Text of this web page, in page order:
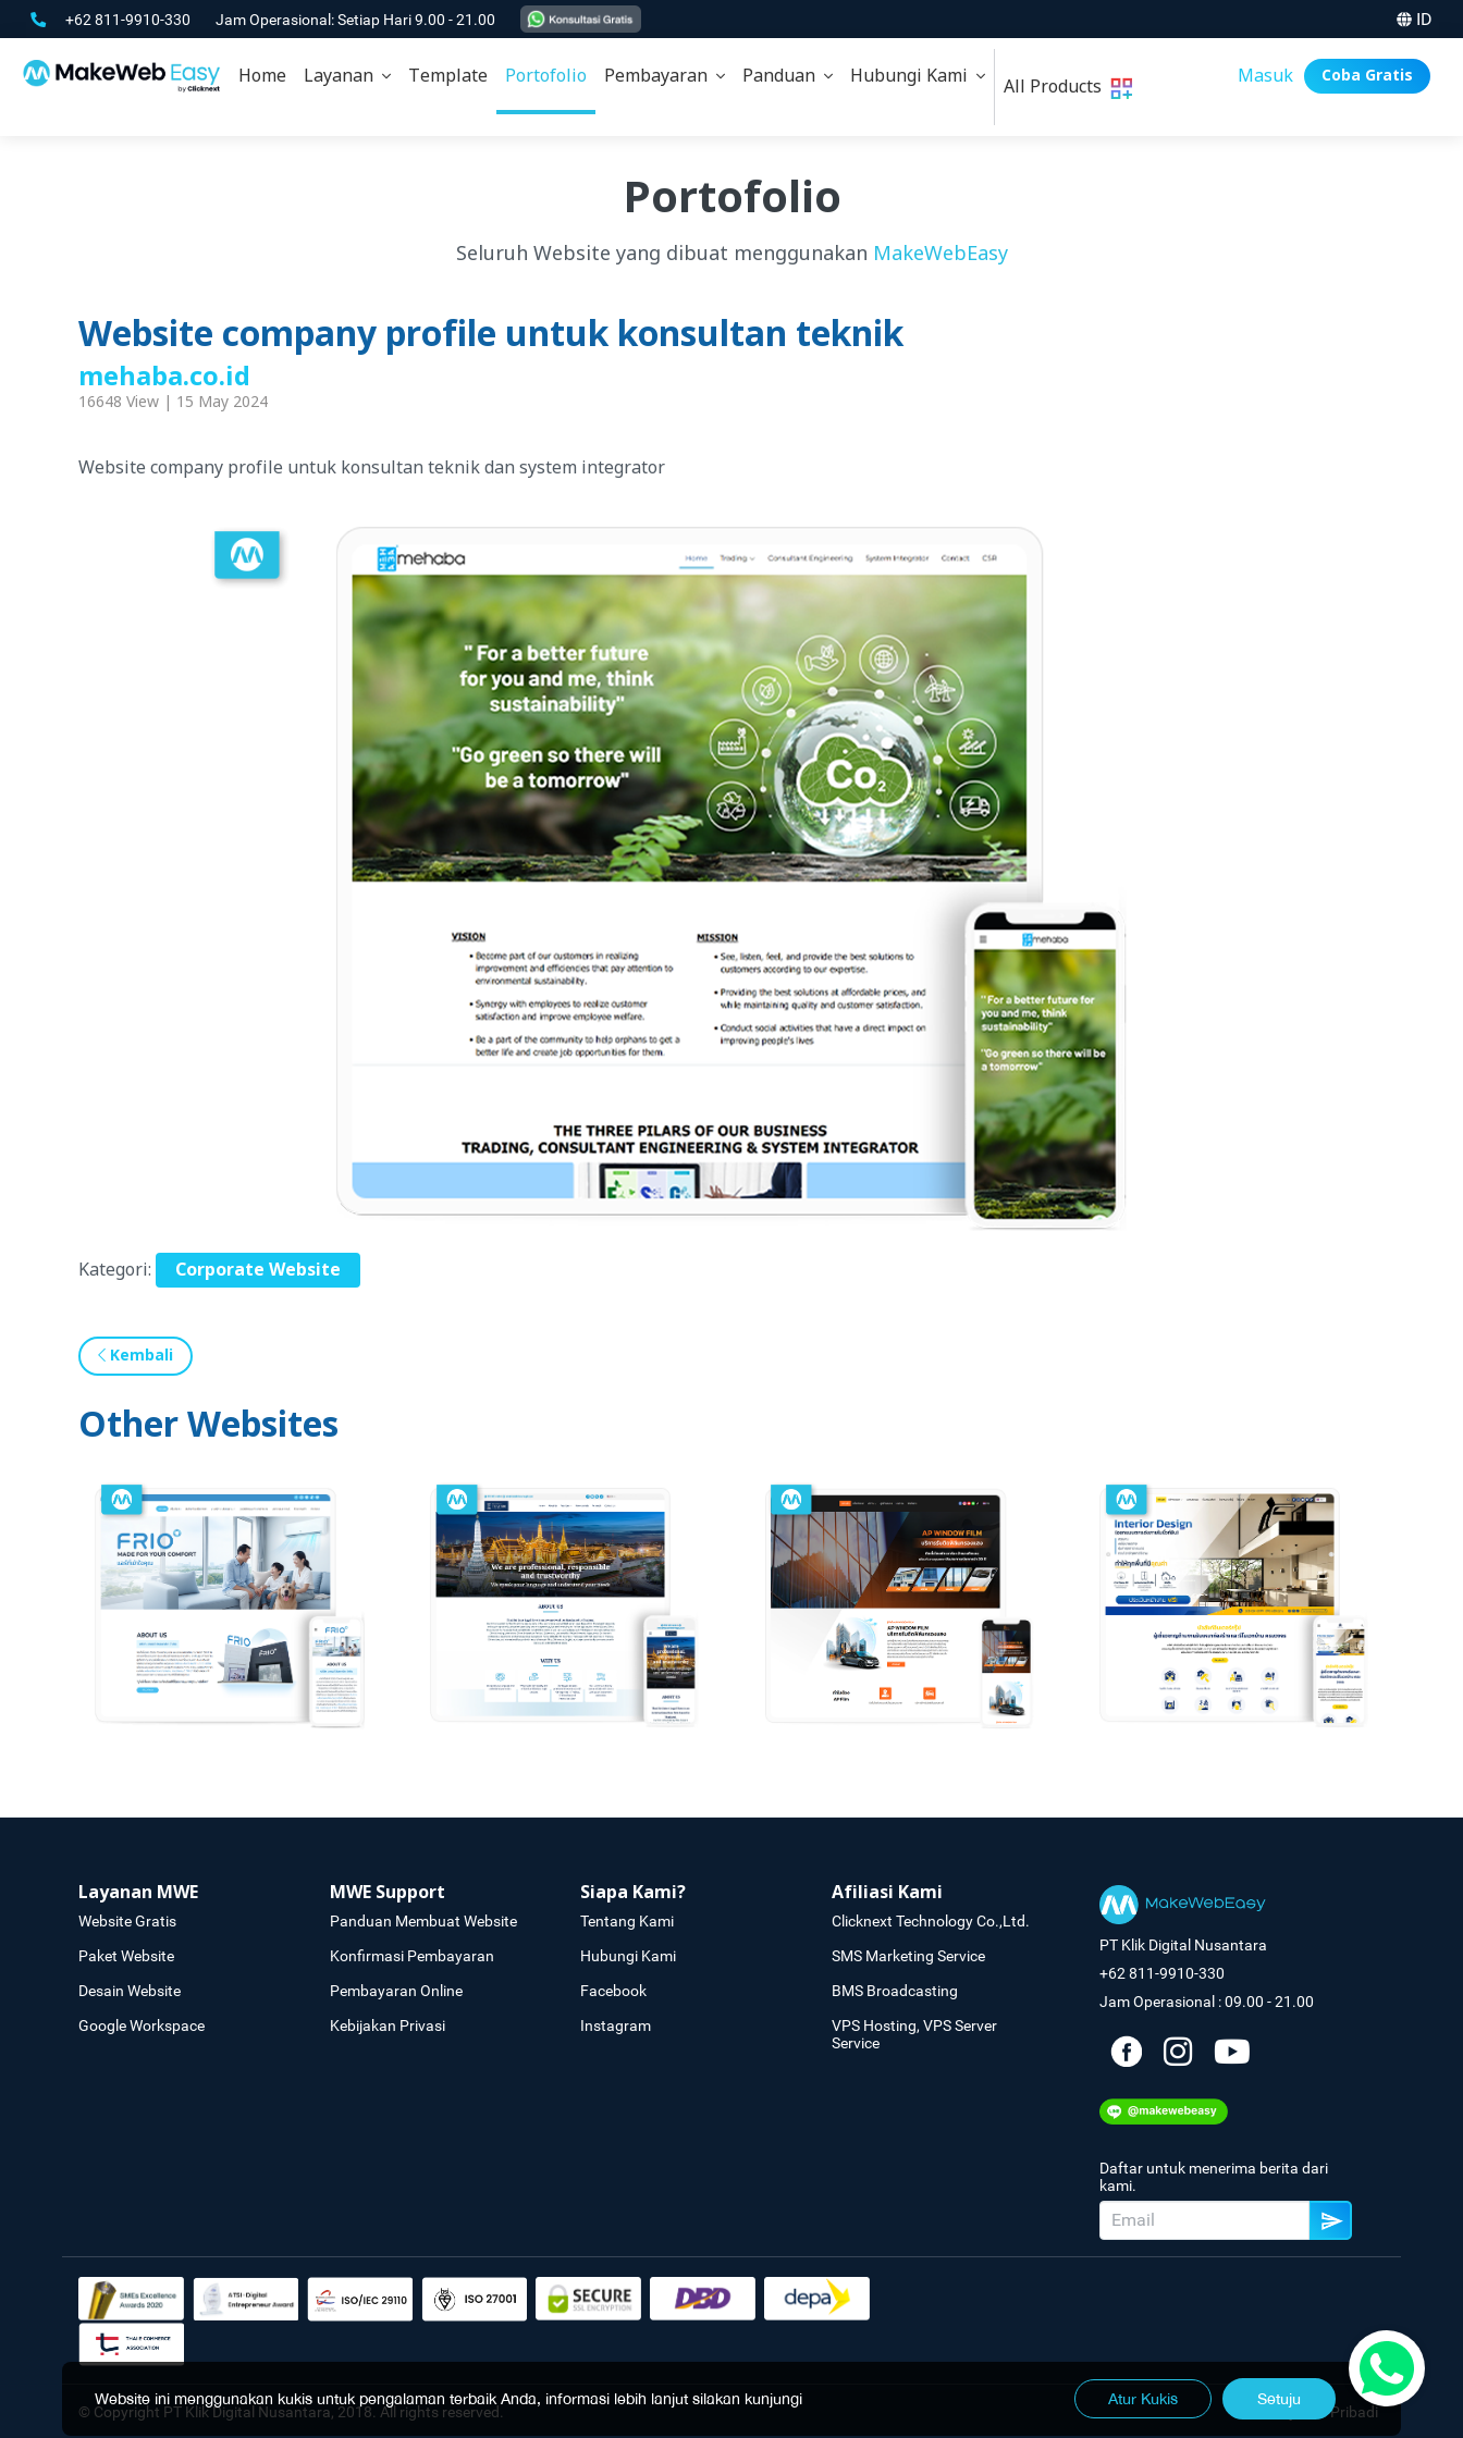
+62 811-9910-330 Jam Operasional: Setiap Hari 9.00 - 21.00 ID
Home Layanan Template Portofolio Pembayaran Panduan Hubungi Kami All Products Masuk Coba Gratis
Portofolio
Seluruh Website yang dibuat menggunakan MakeWebEasy
Website company profile untuk konsultan teknik
mehaba.co.id
16648 View | 15 May 2024
Website company profile untuk konsultan teknik dan system integrator
Kategori: Corporate Website
Kembali
Other Websites
Layanan MWE
Website Gratis
Paket Website
Desain Website
Google Workspace
MWE Support
Panduan Membuat Website
Konfirmasi Pembayaran
Pembayaran Online
Kebijakan Privasi
Siapa Kami?
Tentang Kami
Hubungi Kami
Facebook
Instagram
Afiliasi Kami
Clicknext Technology Co.,Ltd.
SMS Marketing Service
BMS Broadcasting
VPS Hosting, VPS Server
Service
PT Klik Digital Nusantara
+62 811-9910-330
Jam Operasional : 09.00 - 21.00
Daftar untuk menerima berita dari
kami.
© Copyright PT Klik Digital Nusantara, 2018. All rights reserved. Kebijakan Pribadi
Website ini menggunakan kukis untuk pengalaman terbaik Anda, informasi lebih lanjut silakan kunjungi Atur Kukis Setuju